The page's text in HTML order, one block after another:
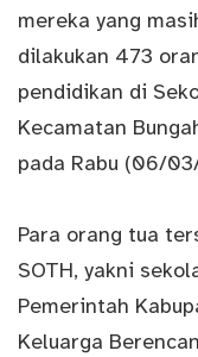
mereka yang
dilakukan 473
pendidikan di
Kecamatan
pada Rabu (06/
Para orang tua
SOTH, yakni
Pemerintah
Keluarga